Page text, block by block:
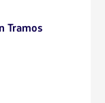
Tramos